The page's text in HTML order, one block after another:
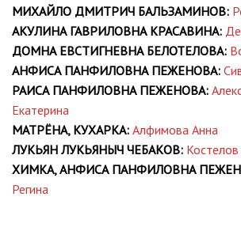
МИХАЙЛО ДМИТРИЧ БАЛЬЗАМИНОВ:
АКУЛИНА ГАВРИЛОВНА КРАСАВИНА:
ДОМНА ЕВСТИГНЕВНА БЕЛОТЕЛОВА:
АНФИСА ПАНФИЛОВНА ПЕЖЕНОВА:
РАИСА ПАНФИЛОВНА ПЕЖЕНОВА:
Екатерина
МАТРЁНА, КУХАРКА: Алфимова Анна
ЛУКЬЯН ЛУКЬЯНЫЧ ЧЕБАКОВ:
ХИМКА, АНФИСА ПАНФИЛОВНА
Регина